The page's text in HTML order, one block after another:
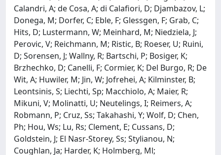
Calandri, A; de Cosa, A; di Calafiori, D; Djambazov, L;
Donega, M; Dorfer, C; Eble, F; Glessgen, F; Grab, C;
Hits, D; Lustermann, W; Meinhard, M; Niedziela, J;
Perovic, V; Reichmann, M; Ristic, B; Roeser, U; Ruini,
D; Sorensen, J; Wallny, R; Bartschi, P; Bosiger, K;
Brzhechko, D; Canelli, F; Cormier, K; Del Burgo, R; De
Wit, A; Huwiler, M; Jin, W; Jofrehei, A; Kilminster, B;
Leontsinis, S; Liechti, Sp; Macchiolo, A; Maier, R;
Mikuni, V; Molinatti, U; Neutelings, I; Reimers, A;
Robmann, P; Cruz, Ss; Takahashi, Y; Wolf, D; Chen,
Ph; Hou, Ws; Lu, Rs; Clement, E; Cussans, D;
Goldstein, J; El Nasr-Storey, Ss; Stylianou, N;
Coughlan, Ja; Harder, K; Holmberg, Ml;